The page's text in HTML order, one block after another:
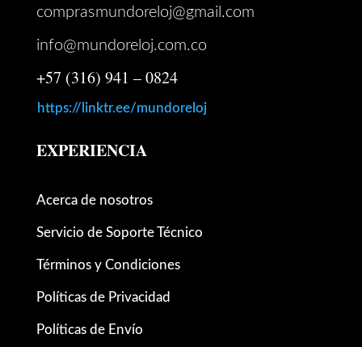
comprasmundoreloj@gmail.com
info@mundoreloj.com.co
+57 (316) 941 – 0824
https://linktr.ee/mundoreloj
EXPERIENCIA
Acerca de nosotros
Servicio de Soporte Técnico
Términos y Condiciones
Políticas de Privacidad
Políticas de Envío